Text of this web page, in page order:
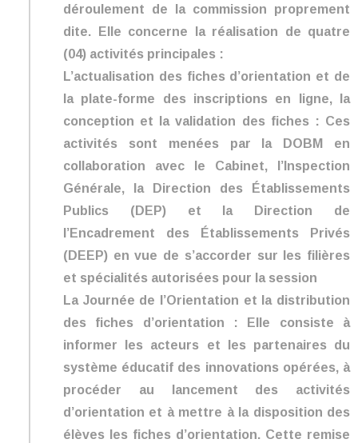
déroulement de la commission proprement
dite. Elle concerne la réalisation de quatre
(04) activités principales :
L’actualisation des fiches d’orientation et de
la plate-forme des inscriptions en ligne, la
conception et la validation des fiches : Ces
activités sont menées par la DOBM en
collaboration avec le Cabinet, l’Inspection
Générale, la Direction des Établissements
Publics (DEP) et la Direction de
l’Encadrement des Établissements Privés
(DEEP) en vue de s’accorder sur les filières
et spécialités autorisées pour la session
La Journée de l’Orientation et la distribution
des fiches d’orientation : Elle consiste à
informer les acteurs et les partenaires du
système éducatif des innovations opérées, à
procéder au lancement des activités
d’orientation et à mettre à la disposition des
élèves les fiches d’orientation. Cette remise